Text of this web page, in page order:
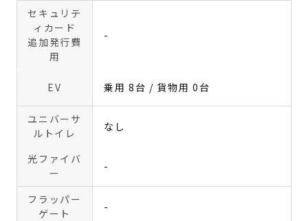
セキュリテ
ィカード
追加発行費
用
-
EV 乗用 8台 / 貨物用 0台
ユニバーサ
ルトイレ
なし
光ファイバ
ー
-
フラッパー
ゲート
-